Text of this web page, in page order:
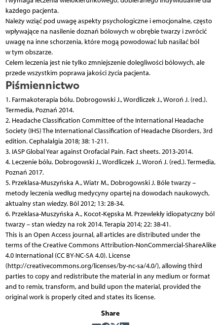
każdego pacjenta.
Należy wziąć pod uwagę aspekty psychologiczne i emocjonalne, często
wpływające na nasilenie doznań bólowych w obrębie twarzy i zwrócić
uwagę na inne schorzenia, które mogą powodować lub nasilać ból
w tym obszarze.
Celem leczenia jest nie tylko zmniejszenie dolegliwości bólowych, ale
przede wszystkim poprawa jakości życia pacjenta.
Piśmiennictwo
1. Farmakoterapia bólu. Dobrogowski J., Wordliczek J., Woroń J. (red.).
Termedia, Poznań 2014.
2. Headache Classification Committee of the International Headache
Society (IHS) The Interna­tional Classification of Headache Disorders, 3rd
edition. Cephalalgia 2018; 38: 1-211.
3. IASP Global Year against Orofacial Pain. Fact sheets. 2013-2014.
4. Leczenie bólu. Dobrogowski J., Wordliczek J., Woroń J. (red.). Termedia,
Poznań 2017.
5. Przeklasa-Muszyńska A., Wiatr M., Dobrogowski J. Bóle twarzy –
metody leczenia według medycyny opartej na dowodach naukowych,
aktualny stan wiedzy. Ból 2012; 13: 28-34.
6. Przeklasa-Muszyńska A., Kocot-Kępska M. Przewlekły idiopatyczny ból
twarzy – stan wiedzy na rok 2014. Terapia 2014; 22: 38-41.
This is an Open Access journal, all articles are distributed under the
terms of the Creative Commons Attribution-NonCommercial-ShareAlike
4.0 International (CC BY-NC-SA 4.0). License
(http://creativecommons.org/licenses/by-nc-sa/4.0/), allowing third
parties to copy and redistribute the material in any medium or format
and to remix, transform, and build upon the material, provided the
original work is properly cited and states its license.
Share